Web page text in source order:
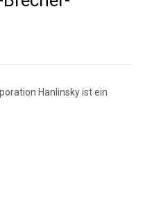
Hanlinsky ist ein